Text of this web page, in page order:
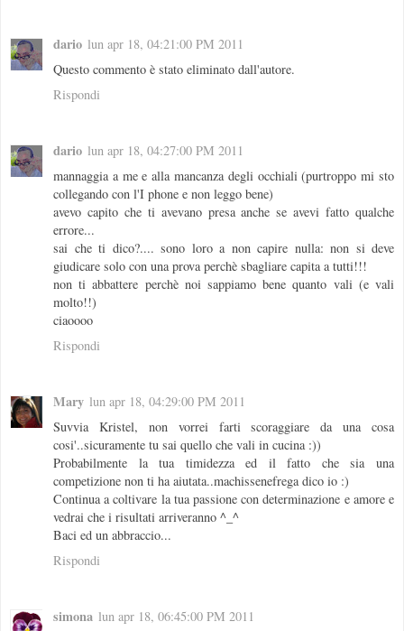
dario lun apr 18, 04:21:00 PM 2011
Questo commento è stato eliminato dall'autore.
Rispondi
dario lun apr 18, 04:27:00 PM 2011
mannaggia a me e alla mancanza degli occhiali (purtroppo mi sto
collegando con l'I phone e non leggo bene)
avevo capito che ti avevano presa anche se avevi fatto qualche
errore...
sai che ti dico?.... sono loro a non capire nulla: non si deve
giudicare solo con una prova perchè sbagliare capita a tutti!!!
non ti abbattere perchè noi sappiamo bene quanto vali (e vali
molto!!)
ciaoooo
Rispondi
Mary lun apr 18, 04:29:00 PM 2011
Suvvia Kristel, non vorrei farti scoraggiare da una cosa
cosi'..sicuramente tu sai quello che vali in cucina :))
Probabilmente la tua timidezza ed il fatto che sia una
competizione non ti ha aiutata..machissenefrega dico io :)
Continua a coltivare la tua passione con determinazione e amore e
vedrai che i risultati arriveranno ^_^
Baci ed un abbraccio...
Rispondi
simona lun apr 18, 06:45:00 PM 2011